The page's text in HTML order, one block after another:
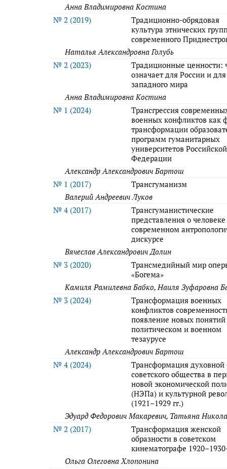
Анна Владимировна Костина
№ 2 (2019)
Традиционно-обрядовая
культура этнических
современного
Наталья Александровна Голубь
№ 2 (2023)
Традиционные ценности:
означает для России и для
западного мира
Анна Владимировна Костина
№ 1 (2024)
Трансгрессия
военных конфликтов как
трансформации
программ гуманитарных
университетов Российской
Федерации
Александр Александрович Бартош
№ 1 (2017)
Трансгуманизм
Валерий Андреевич Луков
№ 4 (2017)
Трансгуманистические
представления о
современном
дискурсе
Вячеслав Александрович Долин
№ 3 (2020)
Трансмедийный мир
«Богема»
Камиля Рамилевна Бабко, Наиля Зуфаровна
№ 3 (2024)
Трансформация военных
конфликтов
появление новых понятий
политическом и военном
тезаурусе
Александр Александрович Бартош
№ 4 (2024)
Трансформация
советского общества в
новой экономической
(НЭПа) и культурной
(1921–1929 гг.)
Эдуард Федорович Макаревич, Татьяна
№ 2 (2017)
Трансформация женской
образности в советском
кинематографе
Ольга Олеговна Хлопонина